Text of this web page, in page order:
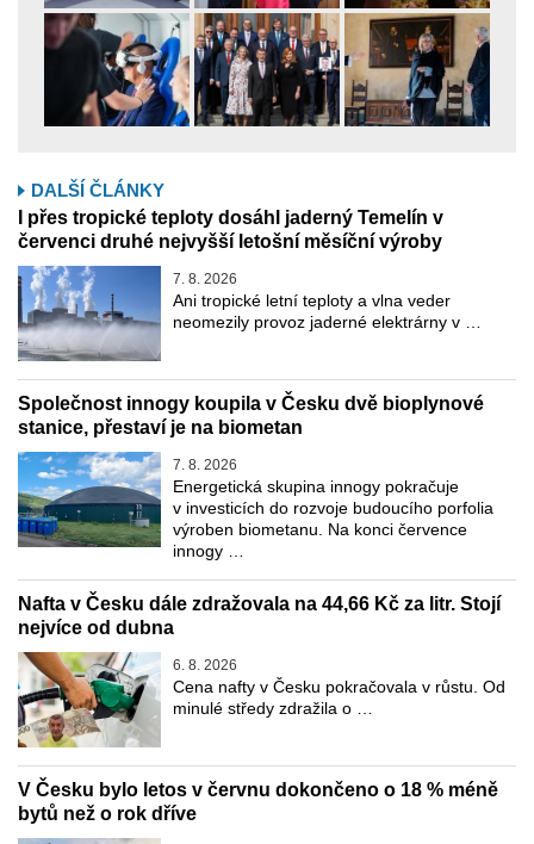
DALŠÍ ČLÁNKY
I přes tropické teploty dosáhl jaderný Temelín v
červenci druhé nejvyšší letošní měsíční výroby
7. 8. 2026
Ani tropické letní teploty a vlna veder
neomezily provoz jaderné elektrárny v …
Společnost innogy koupila v Česku dvě bioplynové
stanice, přestaví je na biometan
7. 8. 2026
Energetická skupina innogy pokračuje
v investicích do rozvoje budoucího porfolia
výroben biometanu. Na konci července
innogy …
Nafta v Česku dále zdražovala na 44,66 Kč za litr. Stojí
nejvíce od dubna
6. 8. 2026
Cena nafty v Česku pokračovala v růstu. Od
minulé středy zdražila o …
V Česku bylo letos v červnu dokončeno o 18 % méně
bytů než o rok dříve